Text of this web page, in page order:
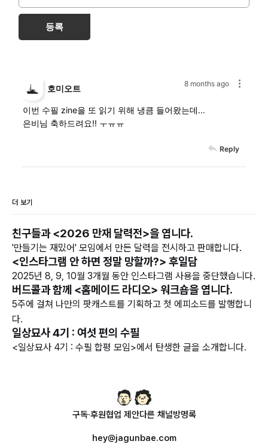
등록
8 months ago
호미오트
이번 수필 zine을 또 읽기 위해 냉큼 들어왔는데...
은비님 축하드려요!! ㅜㅠㅠ
Reply
더 보기
친구들과 <2026 만재 달력전>을 엽니다.
'만들기는 재밌어' 모임에서 만든 달력을 전시하고 판매합니다.
<인스타그램 안 하면 정말 망할까?> 후일담
2025년 8, 9, 10월 3개월 동안 인스타그램 사용을 중단했습니다.
버드콜과 함께 <홈메이드 라디오> 워크숍을 엽니다.
5주에 걸쳐 나만의 팟캐스트를 기획하고 첫 에피소드를 발행합니
다.
일상묘사 4기 : 여섯 편의 수필
<일상묘사 4기 : 수필 합평 모임>에서 탄생한 글을 소개합니다.
구독·후원협업 제안다른 채널방명록
hey@jagunbae.com